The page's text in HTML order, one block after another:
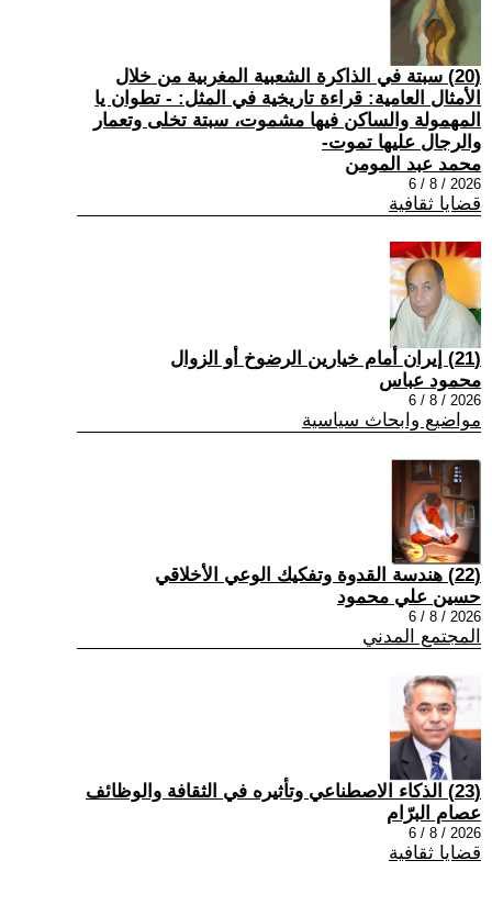
(20) سبتة في الذاكرة الشعبية المغربية من خلال
الأمثال العامية: قراءة تاريخية في المثل: - تطوان يا
المهمولة والساكن فيها مشموت، سبتة تخلى وتعمار
والرجال عليها تموت-
محمد عبد المومن
2026 / 8 / 6
قضايا ثقافية
(21) إيران أمام خيارين الرضوخ أو الزوال
محمود عباس
2026 / 8 / 6
مواضيع وابحاث سياسية
(22) هندسة القدوة وتفكيك الوعي الأخلاقي
حسين علي محمود
2026 / 8 / 6
المجتمع المدني
(23) الذكاء الاصطناعي وتأثيره في الثقافة والوظائف
عصام البرّام
2026 / 8 / 6
قضايا ثقافية